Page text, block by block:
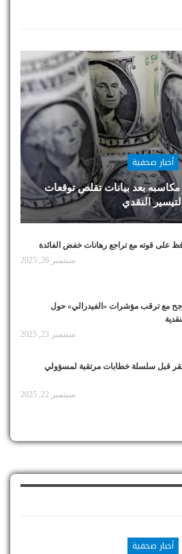
أخبار صحفية
مكاسبه بعد بيانات تقلص توقعات
التيسير النقدي
على قوته مع تراجع رهانات خفض الفائدة
سبتمبر 26, 2025
مع ترقب مؤشرات «الفيدرالي» حول
سبتمبر 23, 2025
قبل سلسلة خطابات مرتقبة لمسؤولي
سبتمبر 22, 2025
أخبار صحفية